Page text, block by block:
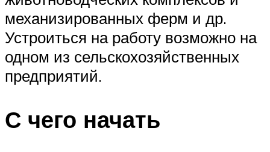
механизированных ферм и др.
Устроиться на работу возможно на
одном из сельскохозяйственных
предприятий.
С чего начать